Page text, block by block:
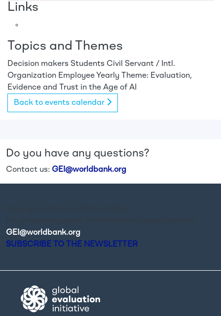
Links
Topics and Themes
Decision makers Students Civil Servant / Intl.
Organization Employee Yearly Theme: Evaluation,
Evidence and Trust in the Age of AI
Back to events calendar
Do you have any questions?
Contact us: GEI@worldbank.org
GEI@worldbank.org
SUBSCRIBE TO THE NEWSLETTER